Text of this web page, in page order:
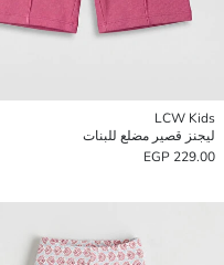
LCW Kids
ليجنز قصير مضلع للبنات
229.00 EGP